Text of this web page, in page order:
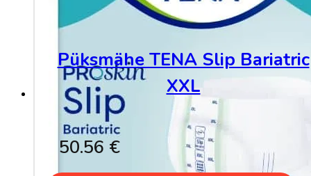
product
Püksmähe TENA Slip Bariatric
XXL
50.56 €